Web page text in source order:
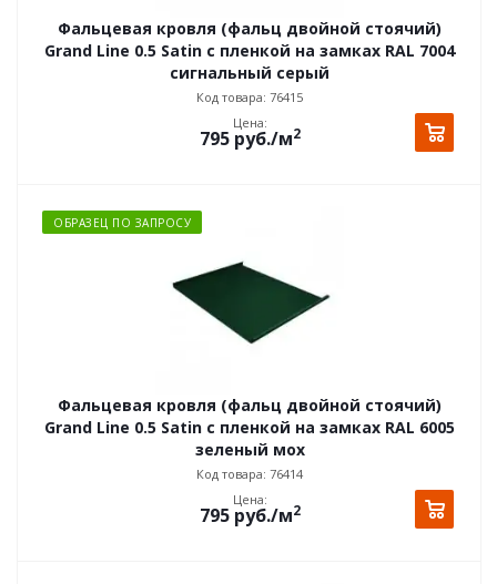
Фальцевая кровля (фальц двойной стоячий)
Grand Line 0.5 Satin с пленкой на замках RAL 7004
сигнальный серый
Код товара: 76415
Цена:
795руб./м2
ОБРАЗЕЦ ПО ЗАПРОСУ
Фальцевая кровля (фальц двойной стоячий)
Grand Line 0.5 Satin с пленкой на замках RAL 6005
зеленый мох
Код товара: 76414
Цена:
795руб./м2